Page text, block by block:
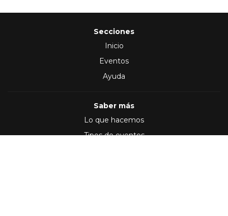
Secciones
Inicio
Eventos
Ayuda
Saber más
Lo que hacemos
Tipos de eventos